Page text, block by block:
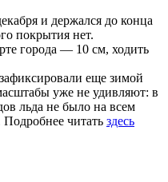
и держался до конца
покрытия нет.
города — 10 см, ходить
еще зимой
уже не удивляют: в
льда не было на всем
Подробнее читать здесь